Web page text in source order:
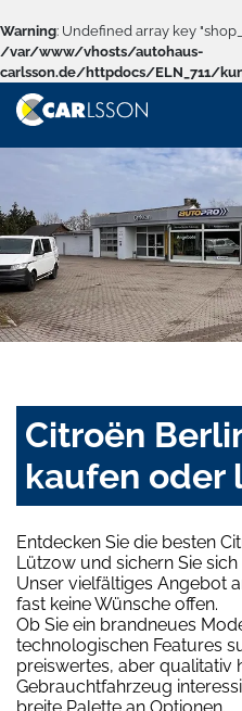
Warning: Undefined array key
/var/www/vhosts/autohaus-
carlsson.de/httpdocs/ELN_711/
Citroën
kaufen oder
Entdecken Sie die besten
Lützow und sichern Sie
Unser vielfältiges Angebot
fast keine Wünsche offen.
Ob Sie ein brandneues
technologischen Features
preiswertes, aber qualitativ
Gebrauchtfahrzeug